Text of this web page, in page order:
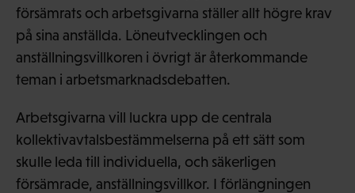
försämrats och arbetsgivarna ställer allt högre krav
på sina anställda. Löneutvecklingen och
anställningsvillkoren i övrigt är återkommande
teman i arbetsmarknadsdebatten.
Arbetsgivarna vill luckra upp de centrala
kollektivavtalsbestämmelserna på ett sätt som
skulle leda till individuella, och säkerligen
försämrade, anställningsvillkor. I förlängningen